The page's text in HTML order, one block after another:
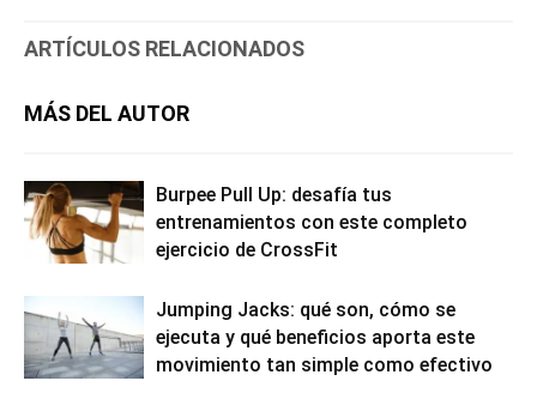
ARTÍCULOS RELACIONADOS
MÁS DEL AUTOR
Burpee Pull Up: desafía tus
entrenamientos con este completo
ejercicio de CrossFit
Jumping Jacks: qué son, cómo se
ejecuta y qué beneficios aporta este
movimiento tan simple como efectivo